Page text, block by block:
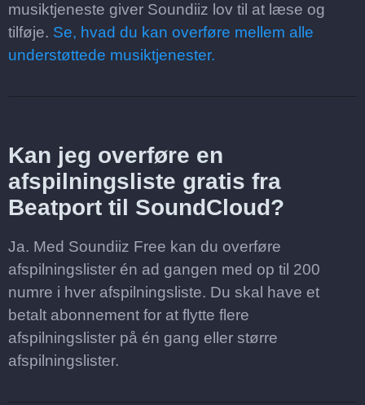
musiktjeneste giver Soundiiz lov til at læse og
tilføje. Se, hvad du kan overføre mellem alle
understøttede musiktjenester.
Kan jeg overføre en
afspilningsliste gratis fra
Beatport til SoundCloud?
Ja. Med Soundiiz Free kan du overføre
afspilningslister én ad gangen med op til 200
numre i hver afspilningsliste. Du skal have et
betalt abonnement for at flytte flere
afspilningslister på én gang eller større
afspilningslister.